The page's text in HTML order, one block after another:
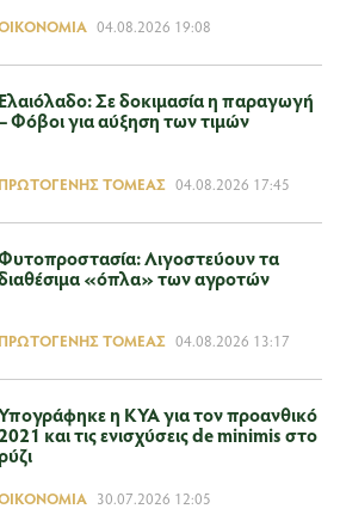
04.08.2026 19:08
Ελαιόλαδο: Σε δοκιμασία η παραγωγή
Φόβοι για αύξηση των τιμών
ΠΡΩΤΟΓΕΝΉΣ ΤΟΜΈΑΣ 04.08.2026 17:45
Λιγοστεύουν τα
«όπλα» των αγροτών
ΠΡΩΤΟΓΕΝΉΣ ΤΟΜΈΑΣ 04.08.2026 13:17
η ΚΥΑ για τον προανθικό
2021 και τις ενισχύσεις de minimis στο
30.07.2026 12:05